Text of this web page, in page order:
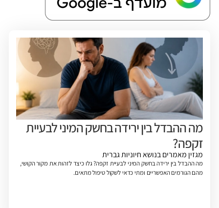
מה ההבדל בין ירידה בחשק המיני לבעיית
זקפה?
מגזין מאמרים בנושא חיוניות גברית
מה ההבדל בין ירידה בחשק המיני לבעיית זקפה? גלו כיצד לזהות את מקור הקושי,
מהם הגורמים האפשריים ומתי כדאי לשקול טיפול מתאים.